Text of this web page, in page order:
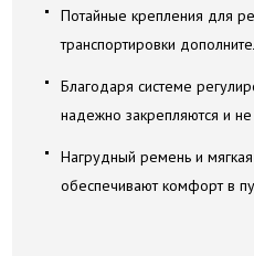
Потайные крепления для
транспортировки
Благодаря системе
надежно закрепляются и
Нагрудный ремень и
обеспечивают комфорт в